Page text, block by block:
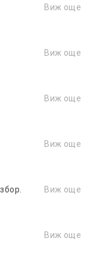
Виж още
Виж още
Виж още
Виж още
Виж още
Виж още